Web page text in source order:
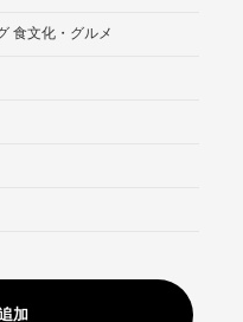
食文化・グルメ
加